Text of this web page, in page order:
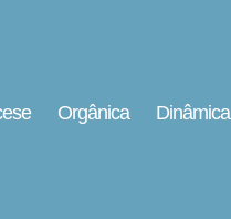
Orgânica Dinâmica